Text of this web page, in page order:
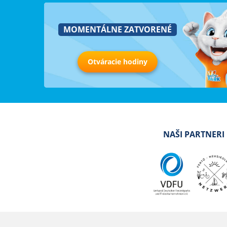
MOMENTÁLNE ZATVORENÉ
Otváracie hodiny
NAŠI PARTNERI